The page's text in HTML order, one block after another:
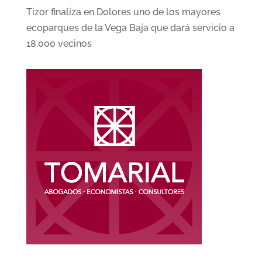
Tizor finaliza en Dolores uno de los mayores
ecoparques de la Vega Baja que dará servicio a
18.000 vecinos